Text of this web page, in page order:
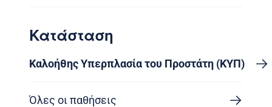
Κατάσταση
Καλοήθης Υπερπλασία του Προστάτη (ΚΥΠ)
Όλες οι παθήσεις